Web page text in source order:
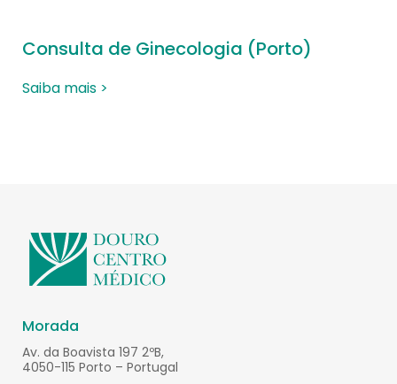
Consulta de Ginecologia (Porto)
Saiba mais >
Morada
Av. da Boavista 197 2ºB,
4050-115 Porto – Portugal